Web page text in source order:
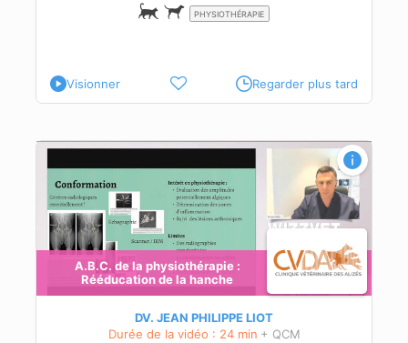
PHYSIOTHÉRAPIE
Visionner Regarder plus tard
A.B.C. de la physiothérapie :
Rééducation de la hanche
DV. JEAN PHILIPPE LIOT
Durée de la vidéo : 24 min + QCM